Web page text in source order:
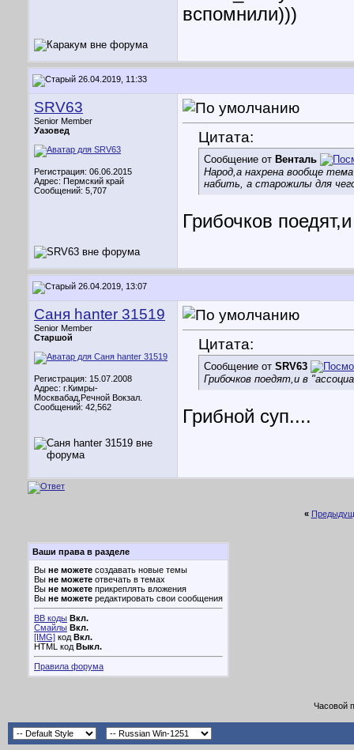
вспомнили)))
26.04.2019, 11:33
SRV63
Senior Member
Уазовед
Регистрация: 06.06.2015
Адрес: Пермский край
Сообщений: 5,707
Цитата:
Сообщение от Венталь
Народ,а нахрена вообще
набить, а старожилы для
Грибочков
26.04.2019, 13:07
Саня hanter 31519
Senior Member
Старшой
Регистрация: 15.07.2008
Адрес: г.Кимры-
Москвабад,Речной Вокзал.
Сообщений: 42,562
Цитата:
Сообщение от SRV63
Грибочков поедят,и в
Грибной суп....
«
Ваши права в разделе
Вы не можете создавать новые темы
Вы не можете отвечать в темах
Вы не можете прикреплять вложения
Вы не можете редактировать свои сообщения
BB коды Вкл.
Смайлы Вкл.
[IMG] код Вкл.
HTML код Выкл.
Правила форума
Часовой